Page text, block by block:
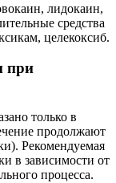
лидокаин,
средства
целекоксиб.
при
только в
продолжают
Рекомендуемая
в зависимости от
процесса.